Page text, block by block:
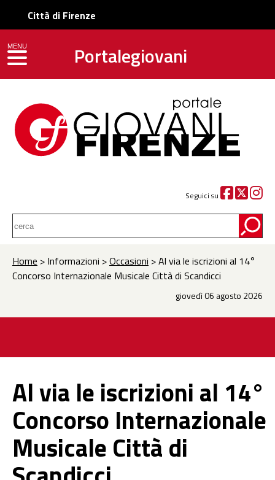
Città di Firenze
Portalegiovani
Seguici su
MENU
toggle navigation
Home > Informazioni >Occasioni > Al via le iscrizioni al 14°
Concorso Internazionale Musicale Città di Scandicci
giovedì 06 agosto 2026
Al via le iscrizioni al 14°
Concorso Internazionale
Musicale Città di